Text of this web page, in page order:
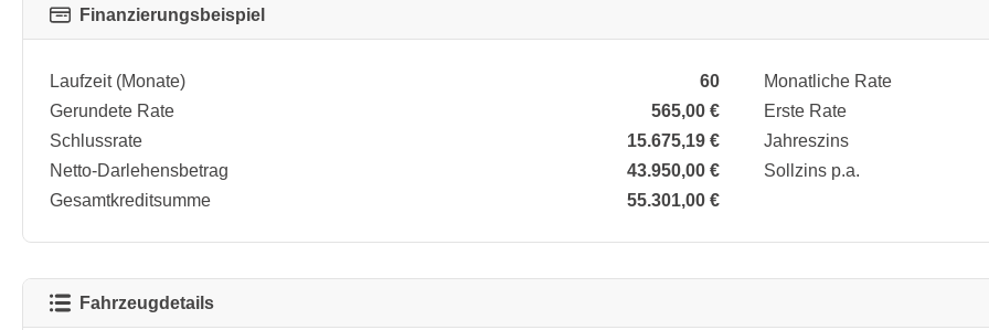
Finanzierungsbeispiel
Laufzeit (Monate) 60
Monatliche Rate
Gerundete Rate
565,00 €
Erste Rate
Schlussrate
15.675,19 €
Jahreszins
Netto-Darlehensbetrag
43.950,00 €
Sollzins p.a.
Gesamtkreditsumme
55.301,00 €
Fahrzeugdetails